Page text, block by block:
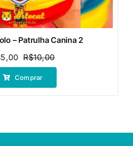
– Patrulha Canina 2
R$10,00O
preço
era:
5,00
O
preço
é:
Comprar